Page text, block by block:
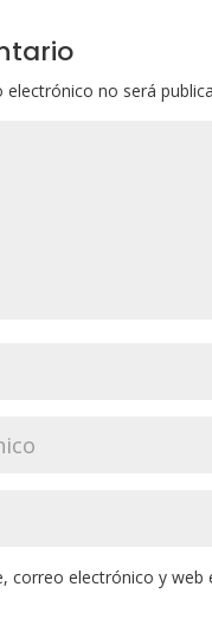
no será
correo electrónico y